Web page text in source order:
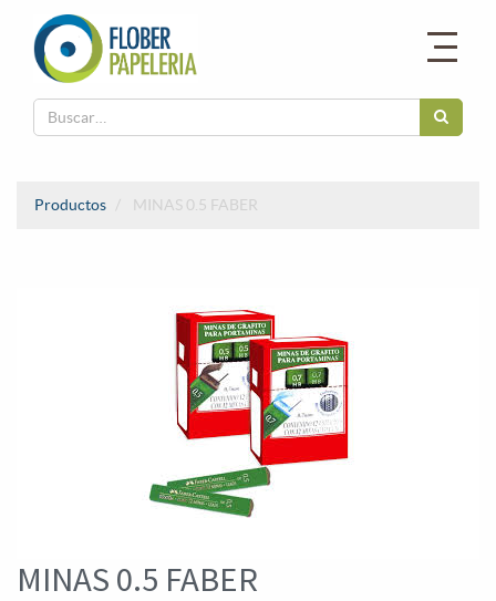
Productos MINAS 0.5 FABER
MINAS 0.5 FABER